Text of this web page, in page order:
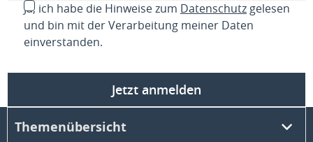
Ja, ich habe die Hinweise zum Datenschutz gelesen
und bin mit der Verarbeitung meiner Daten
einverstanden.
Jetzt anmelden
Themenübersicht